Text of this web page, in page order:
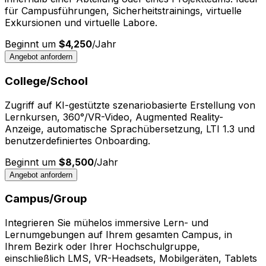
für Campusführungen, Sicherheitstrainings, virtuelle
Exkursionen und virtuelle Labore.
Beginnt um $4,250/Jahr
Angebot anfordern
College/School
Zugriff auf KI-gestützte szenariobasierte Erstellung von
Lernkursen, 360°/VR-Video, Augmented Reality-
Anzeige, automatische Sprachübersetzung, LTI 1.3 und
benutzerdefiniertes Onboarding.
Beginnt um $8,500/Jahr
Angebot anfordern
Campus/Group
Integrieren Sie mühelos immersive Lern- und
Lernumgebungen auf Ihrem gesamten Campus, in
Ihrem Bezirk oder Ihrer Hochschulgruppe,
einschließlich LMS, VR-Headsets, Mobilgeräten, Tablets